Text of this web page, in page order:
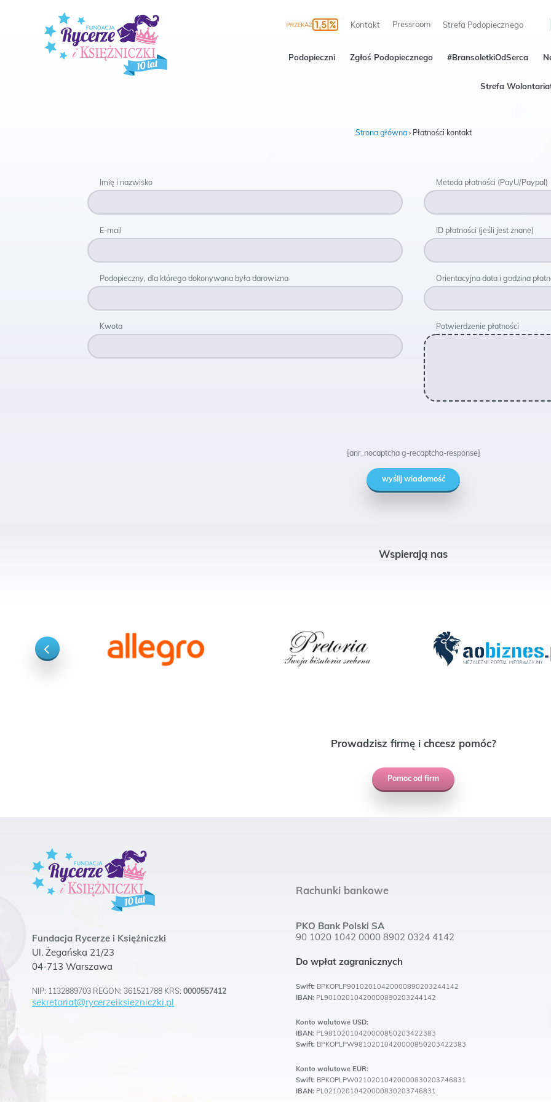
Kontakt Pressroom Strefa Podopiecznego
Podopieczni Zgłoś Podopiecznego #BransoletkiOdSerca
Strefa
Strona główna› Płatności kontakt
Imię i nazwisko
E-mail
Podopieczny, dla którego dokonywana była darowizna
Kwota
Metoda płatności (PayU/Paypal)
ID płatności (jeśli jest znane)
Orientacyjna data i godzina
Potwierdzenie płatności
[anr_nocaptcha g-recaptcha-response]
Wspierają nas
Prowadzisz firmę i chcesz pomóc?
Pomoc od firm
Fundacja Rycerze i Księżniczki
Ul. Żegańska 21/23
04-713 Warszawa
NIP: 1132889703 REGON: 361521788 KRS: 0000557412
sekretariat@rycerzeiksiezniczki.pl
Rachunki bankowe
PKO Bank Polski SA
90 1020 1042 0000 8902 0324 4142
Do wpłat zagranicznych
Swift: BPKOPLP90102010420000890203244142
IBAN: PL90102010420000890203244142
Konto walutowe USD:
IBAN: PL98102010420000850203422383
Swift: BPKOPLPW98102010420000850203422383
Konto walutowe EUR:
Swift:BPKOPLPW02102010420000830203746831
IBAN:PL02102010420000830203746831